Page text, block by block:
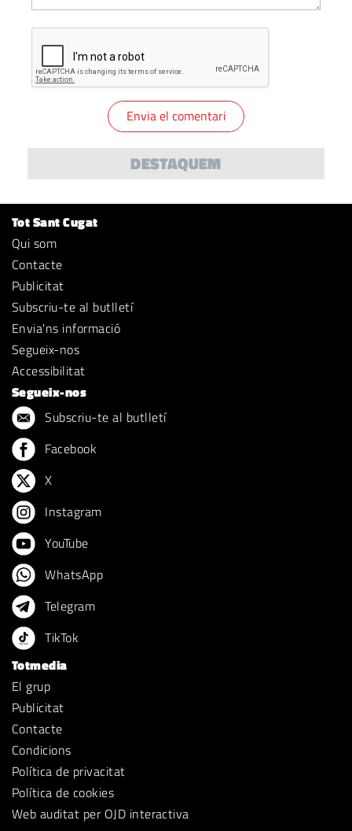
DESTAQUEM
Tot Sant Cugat
Qui som
Contacte
Publicitat
Subscriu-te al butlletí
Envia'ns informació
Segueix-nos
Accessibilitat
Segueix-nos
Subscriu-te al butlletí
Facebook
X
Instagram
YouTube
WhatsApp
Telegram
TikTok
Totmedia
El grup
Publicitat
Contacte
Condicions
Política de privacitat
Política de cookies
Web auditat per OJD interactiva